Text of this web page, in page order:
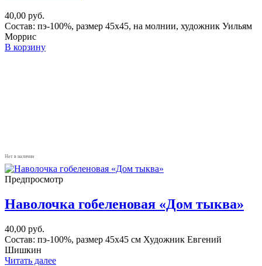
40,00 руб.
Состав: пэ-100%, размер 45х45, на молнии, художник Уильям
Моррис
В корзину
Нет в наличии
Предпросмотр
Наволочка гобеленовая «Дом тыква»
40,00 руб.
Состав: пэ-100%, размер 45х45 см Художник Евгений
Шишкин
Читать далее